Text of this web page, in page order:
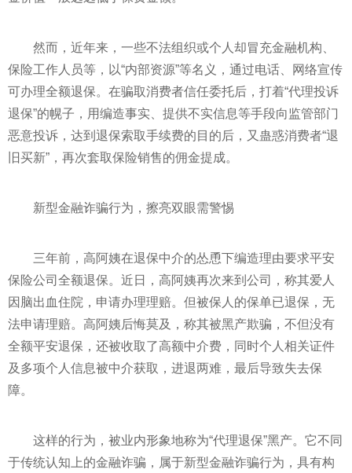
然而， 近年来，一些不法组织或个人却冒充金融机构、
保险工作人员等，以“内部资源”等名义，通过电话、网络宣传
可办理全额退保。在骗取消费者信任委托后，打着“代理投诉
退保”的幌子，用编造事实、提供不实信息等手段向监管部门
恶意投诉，达到退保索取手续费的目的后，又蛊惑消费者“退
旧买新”，再次套取保险销售的佣金提成。
新型金融诈骗行为，擦亮双眼需警惕
三年前，高阿姨在退保中介的怂恿下编造理由要求平安
保险公司全额退保。 近 日，高阿姨再次来到公司，称其爱人
因脑出血住院，申请办理理赔。但被保人的保单已退保，无
法申请理赔。高阿姨后悔莫及，称其被黑产欺骗，不但没有
全额平安退保，还被收取了高额中介费，同时个人相关证件
及多项个人信息被中介获取，进退两难，最后导致失去保
障。
这样的行为，被业内形象地称为“代理退保”黑产。它不同
于传统认知上的金融诈骗 ，属于新型金融诈骗行为，具有构